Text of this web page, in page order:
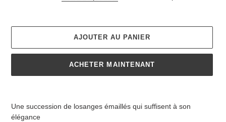
AJOUTER AU PANIER
ACHETER MAINTENANT
Une succession de losanges émaillés qui suffisent à son
élégance